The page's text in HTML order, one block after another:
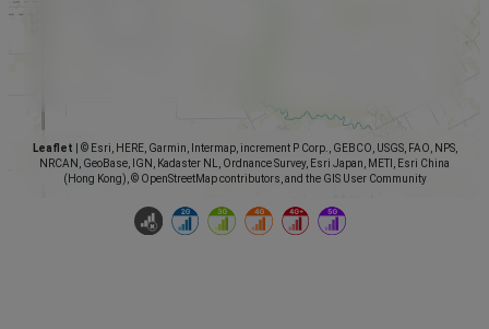
Leaflet
© Esri, HERE, Garmin, Intermap, increment P Corp., GEBCO, USGS, FAO, NPS,
NRCAN, GeoBase, IGN, Kadaster NL, Ordnance Survey, Esri Japan, METI, Esri China
(Hong Kong), © OpenStreetMap contributors, and the GIS User Community